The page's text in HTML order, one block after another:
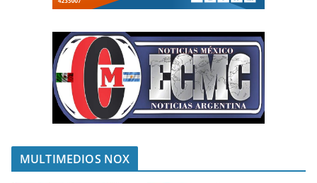
MULTIMEDIOS NOX